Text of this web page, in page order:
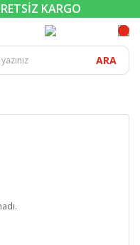
KARGO
ARA